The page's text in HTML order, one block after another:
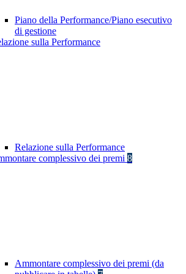
Piano della Performance/Piano esecutivo
di gestione
sulla Performance
Relazione sulla Performance
complessivo dei premi 8
Ammontare complessivo dei premi (da